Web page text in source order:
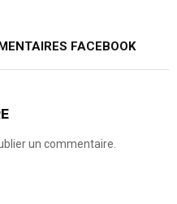
FACEBOOK
un commentaire.